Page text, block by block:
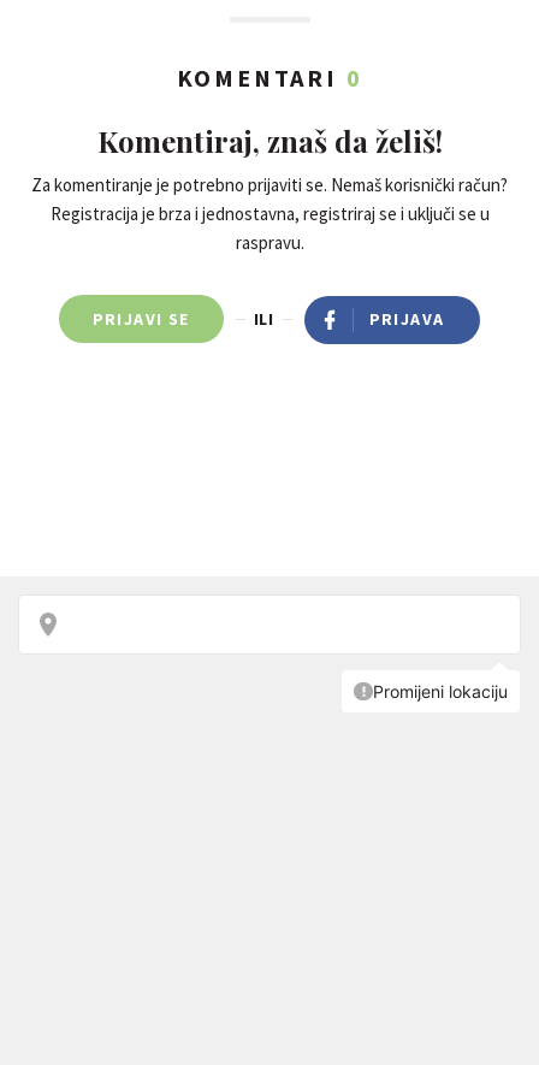
KOMENTARI 0
Komentiraj, znaš da želiš!
Za komentiranje je potrebno prijaviti se. Nemaš korisnički račun?
Registracija je brza i jednostavna, registriraj se i uključi se u
raspravu.
PRIJAVI SE ILI PRIJAVA